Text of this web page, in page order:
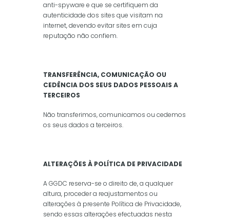
anti-spyware e que se certifiquem da
autenticidade dos sites que visitam na
internet, devendo evitar sites em cuja
reputação não confiem.
TRANSFERÊNCIA, COMUNICAÇÃO OU
CEDÊNCIA DOS SEUS DADOS PESSOAIS A
TERCEIROS
Não transferimos, comunicamos ou cedemos
os seus dados a terceiros.
ALTERAÇÕES À POLÍTICA DE PRIVACIDADE
A GGDC reserva-se o direito de, a qualquer
altura, proceder a reajustamentos ou
alterações à presente Política de Privacidade,
sendo essas alterações efectuadas nesta